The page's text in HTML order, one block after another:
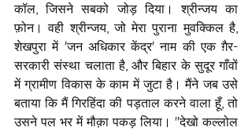
कॉल, जिसने सबको जोड़ दिया। श्रीन्जय का
फ़ोन। वही श्रीन्जय, जो मेरा पुराना मुवक्किल है,
शेखपुरा में 'जन अधिकार केंद्र' नाम की एक ग़ैर-
सरकारी संस्था चलाता है, और बिहार के सुदूर गाँवों
में ग्रामीण विकास के काम में जुटा है। मैंने जब उसे
बताया कि मैं गिरहिंदा की पड़ताल करने वाला हूँ, तो
उसने पल भर में मौक़ा पकड़ लिया। "देखो कल्लोल